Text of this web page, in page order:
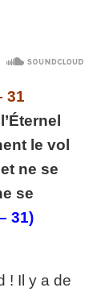
31
le vol
ne se
se
31)
! Il y a de